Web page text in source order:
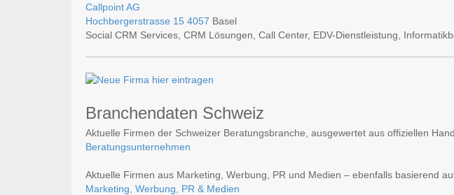
Callpoint AG
Hochbergerstrasse 15 4057 Basel
Social CRM Services, CRM Lösungen, Call Center, EDV-Dienstleistung,
Branchendaten Schweiz
Aktuelle Firmen der Schweizer Beratungsbranche, ausgewertet aus offiziellen
Beratungsunternehmen
Aktuelle Firmen aus Marketing, Werbung, PR und Medien – ebenfalls basierend
Marketing, Werbung, PR & Medien